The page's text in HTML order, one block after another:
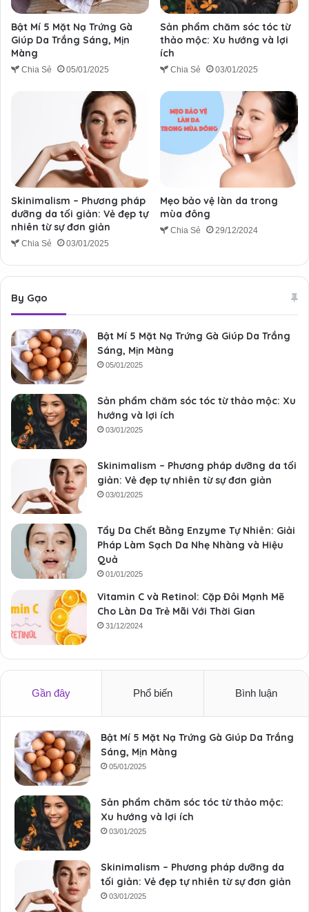
Bật Mí 5 Mặt Nạ Trứng Gà
Giúp Da Trắng Sáng, Mịn
Màng
Chia Sẻ 05/01/2025
Sản phẩm chăm sóc tóc từ
thảo mộc: Xu hướng và lợi
ích
Chia Sẻ 03/01/2025
Skinimalism – Phương pháp
dưỡng da tối giản: Vẻ đẹp tự
nhiên từ sự đơn giản
Chia Sẻ 03/01/2025
Mẹo bảo vệ làn da trong
mùa đông
Chia Sẻ 29/12/2024
By Gạo
Bật Mí 5 Mặt Nạ Trứng Gà Giúp Da Trắng
Sáng, Mịn Màng
05/01/2025
Sản phẩm chăm sóc tóc từ thảo mộc: Xu
hướng và lợi ích
03/01/2025
Skinimalism – Phương pháp dưỡng da tối
giản: Vẻ đẹp tự nhiên từ sự đơn giản
03/01/2025
Tẩy Da Chết Bằng Enzyme Tự Nhiên: Giải
Pháp Làm Sạch Da Nhẹ Nhàng và Hiệu
Quả
01/01/2025
Vitamin C và Retinol: Cặp Đôi Mạnh Mẽ
Cho Làn Da Trẻ Mãi Với Thời Gian
31/12/2024
Gần đây Phổ biến Bình luận
Bật Mí 5 Mặt Nạ Trứng Gà Giúp Da Trắng
Sáng, Mịn Màng
05/01/2025
Sản phẩm chăm sóc tóc từ thảo mộc:
Xu hướng và lợi ích
03/01/2025
Skinimalism – Phương pháp dưỡng da
tối giản: Vẻ đẹp tự nhiên từ sự đơn giản
03/01/2025